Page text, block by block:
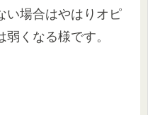
い場合はやはりオピ
くなる様です。